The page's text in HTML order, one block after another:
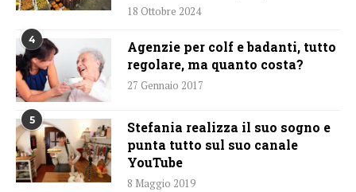
18 Ottobre 2024
4
Agenzie per colf e badanti, tutto
regolare, ma quanto costa?
27 Gennaio 2017
5
Stefania realizza il suo sogno e
punta tutto sul suo canale
YouTube
8 Maggio 2019